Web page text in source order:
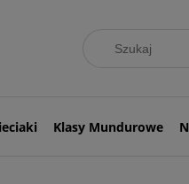
Klasy Mundurowe